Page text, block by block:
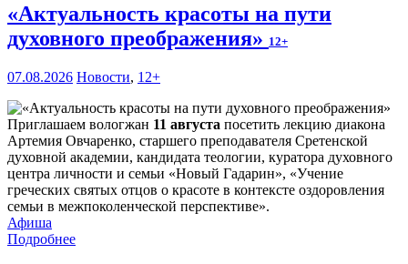
«Актуальность красоты на пути
духовного преображения» 12+
07.08.2026 Новости, 12+
Приглашаем вологжан 11 августа посетить лекцию диакона
Артемия Овчаренко, старшего преподавателя Сретенской
духовной академии, кандидата теологии, куратора духовного
центра личности и семьи «Новый Гадарин», «Учение
греческих святых отцов о красоте в контексте оздоровления
семьи в межпоколенческой перспективе».
Афиша
Подробнее